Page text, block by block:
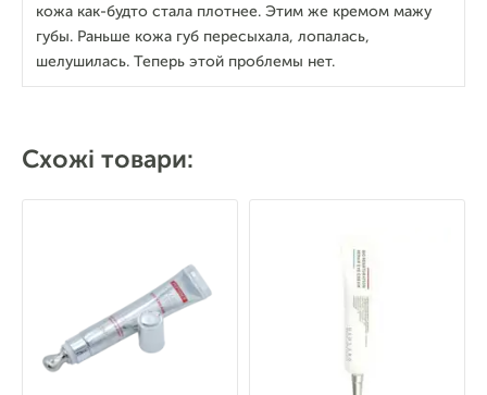
Схожі товари:
кожа как-будто стала плотнее. Этим же кремом мажу
губы. Раньше кожа губ пересыхала, лопалась,
шелушилась. Теперь этой проблемы нет.